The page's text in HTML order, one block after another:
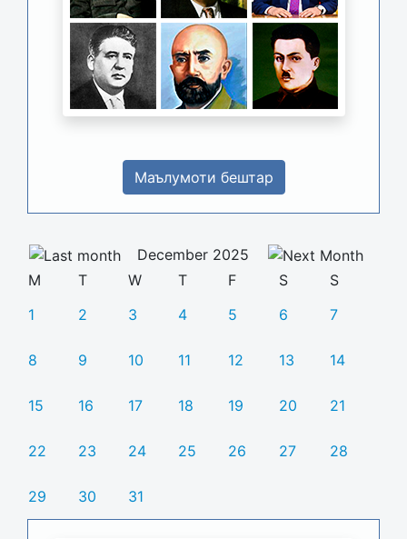
Маълумоти бештар
December 2025
M
T W T F S
S
1
2 3 4 5 6 7
8 9 10 11 12 13 14
15 16 17 18 19 20 21
22 23 24 25 26 27 28
29 30 31